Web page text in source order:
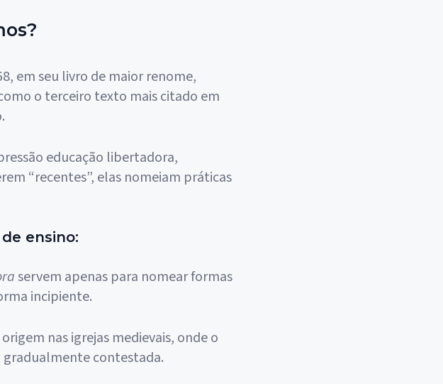
em seu livro de maior renome,
o terceiro texto mais citado em
educação libertadora,
“recentes”, elas nomeiam práticas
ensino:
servem apenas para nomear formas
incipiente.
nas igrejas medievais, onde o
contestada.